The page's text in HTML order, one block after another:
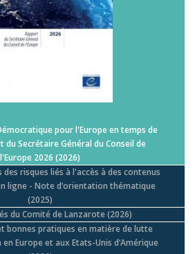
pour l'Europe en temps de
du Secrétaire Général du Conseil de
l'Europe 2026 (2026)
risques liés à l'accès à des contenus
ligne - Note d’orientation thématique
(2025)
du Comité de Lanzarote(2026)
bonnes pratiques en matière de lutte
Europe et aux Etats-Unis d’Amérique